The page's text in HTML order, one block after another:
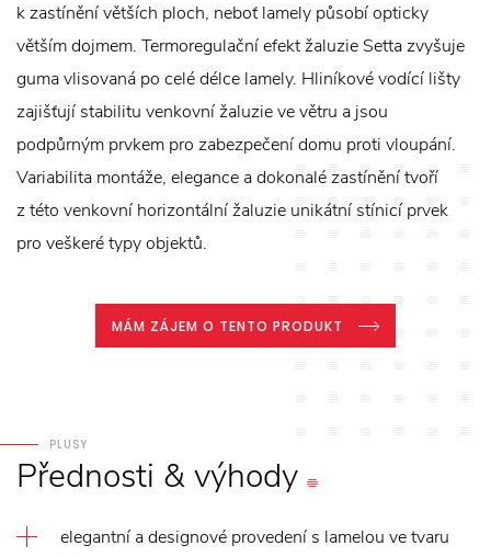
k zastínění větších ploch, neboť lamely působí opticky
větším dojmem. Termoregulační efekt žaluzie Setta zvyšuje
guma vlisovaná po celé délce lamely. Hliníkové vodící lišty
zajišťují stabilitu venkovní žaluzie ve větru a jsou
podpůrným prvkem pro zabezpečení domu proti vloupání.
Variabilita montáže, elegance a dokonalé zastínění tvoří
z této venkovní horizontální žaluzie unikátní stínicí prvek
pro veškeré typy objektů.
MÁM ZÁJEM O TENTO PRODUKT
PLUSY
Přednosti &výhody
elegantní a designové provedení s lamelou ve tvaru